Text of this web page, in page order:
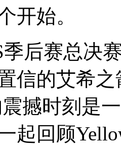
开始。
赛总决赛
信的艾希
震撼时刻是
起回顾